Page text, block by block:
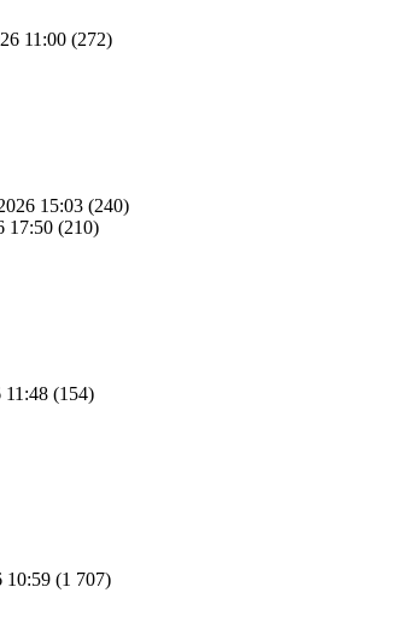
11:00 (272)
15:03 (240)
17:50 (210)
11:48 (154)
10:59 (1 707)